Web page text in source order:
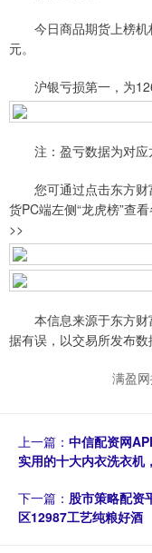
今日商品期货上榜机
元。
沪银亏损第一，为
注：盈亏数据为对应
您可通过点击东方财
货PC端左侧“龙虎榜”查
>>
本信息来源于东方财
据有误，以交易所发布数
满盈
上一篇： 中信配资网
实用的十大内衣洗衣机
下一篇： 股市策略配资
区12987工艺纯粮好酒